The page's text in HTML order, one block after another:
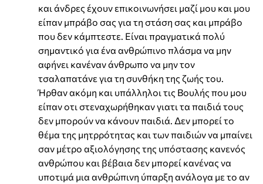
και άνδρες έχουν επικοινωνήσει μαζί μου και μου
είπαν μπράβο σας για τη στάση σας και μπράβο
που δεν κάμπτεστε. Είναι πραγματικά πολύ
σημαντικό για ένα ανθρώπινο πλάσμα να μην
αφήνει κανέναν άνθρωπο να μην τον
τσαλαπατάνε για τη συνθήκη της ζωής του.
Ήρθαν ακόμη και υπάλληλοι τις Βουλής που μου
είπαν οτι στεναχωρήθηκαν γιατι τα παιδιά τους
δεν μπορούν να κάνουν παιδιά. Δεν μπορεί το
θέμα της μητρρότητας και των παιδιών να μπαίνει
σαν μέτρο αξιολόγησης της υπόστασης κανενός
ανθρώπου και βέβαια δεν μπορεί κανένας να
υποτιμά μια ανθρώπινη ύπαρξη ανάλογα με το αν